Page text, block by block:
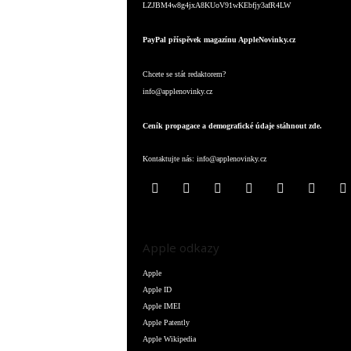
LZJBM4w8g4jxA8KUoV91wKEbfjy3afR4LW
PayPal příspěvek magazínu AppleNovinky.cz
Chcete se stát redaktorem?
info@applenovinky.cz
Ceník propagace a demografické údaje stáhnout zde.
Kontaktujte nás: info@applenovinky.cz
Apple odkazy
Apple
Apple ID
Apple IMEI
Apple Patently
Apple Wikipedia